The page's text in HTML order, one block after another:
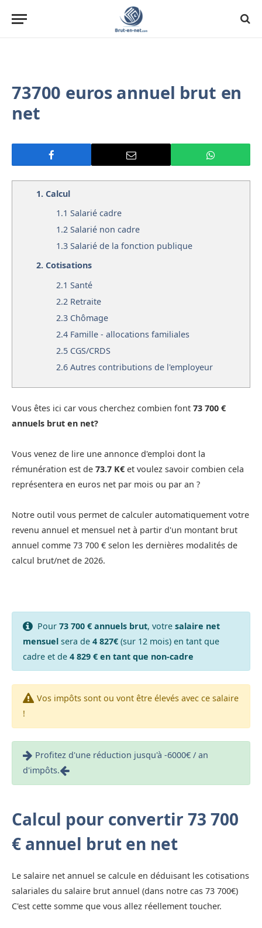
73700 euros annuel brut en
net
1. Calcul
1.1 Salarié cadre
1.2 Salarié non cadre
1.3 Salarié de la fonction publique
2. Cotisations
2.1 Santé
2.2 Retraite
2.3 Chômage
2.4 Famille - allocations familiales
2.5 CGS/CRDS
2.6 Autres contributions de l'employeur
Vous êtes ici car vous cherchez combien font 73 700 €
annuels brut en net?
Vous venez de lire une annonce d'emploi dont la
rémunération est de 73.7 K€ et voulez savoir combien cela
représentera en euros net par mois ou par an ?
Notre outil vous permet de calculer automatiquement votre
revenu annuel et mensuel net à partir d'un montant brut
annuel comme 73 700 € selon les dernières modalités de
calcul brut/net de 2026.
Pour 73 700 € annuels brut, votre salaire net
mensuelsera de 4 827€(sur 12 mois) en tant que
cadre et de 4 829 € en tant que non-cadre
Vos impôts sont ou vont être élevés avec ce salaire
!
Profitez d'une réduction jusqu'à -6000€ / an
d'impôts.
Calcul pour convertir 73 700
€ annuel brut en net
Le salaire net annuel se calcule en déduisant les cotisations
salariales du salaire brut annuel (dans notre cas 73 700€)
C'est cette somme que vous allez réellement toucher.